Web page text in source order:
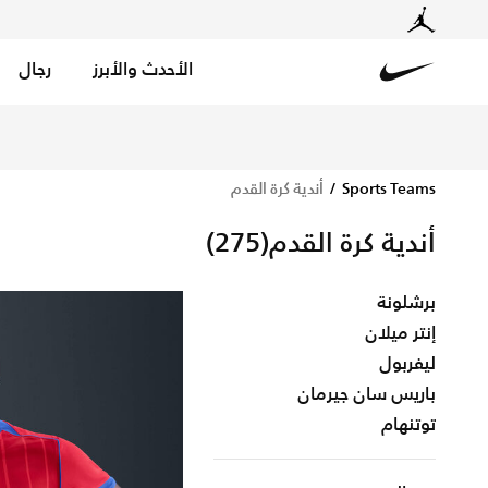
الأحدث والأبرز رجال
Sports Teams أندية كرة القدم
أندية كرة القدم(275)
برشلونة
إنتر ميلان
ليفربول
باريس سان جيرمان
توتنهام